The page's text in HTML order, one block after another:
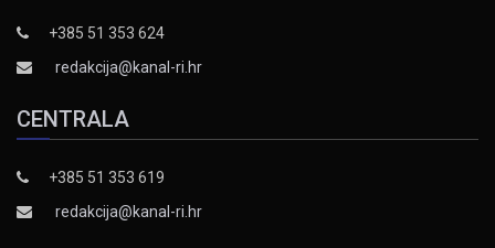
+385 51 353 624
redakcija@kanal-ri.hr
CENTRALA
+385 51 353 619
redakcija@kanal-ri.hr